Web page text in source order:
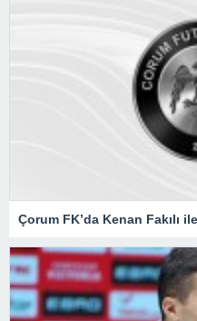
Çorum FK’da Kenan Fakılı